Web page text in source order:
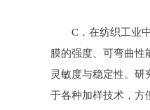
C．在纺织工业中
膜的强度、可弯曲
灵敏度与稳定性。
于各种加样技术，方